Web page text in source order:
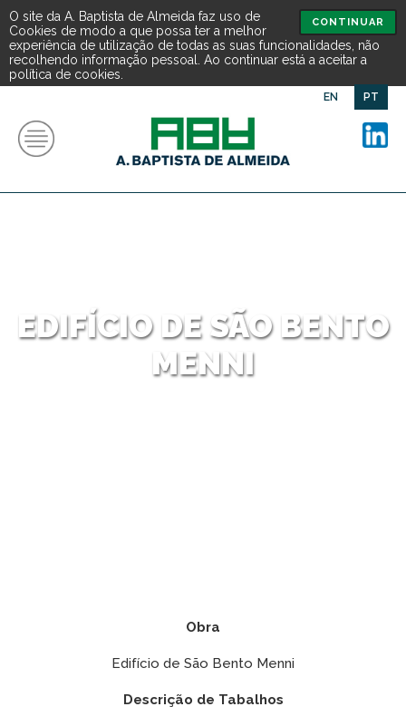
CONTINUAR
O site da A. Baptista de Almeida faz uso de
Cookies de modo a que possa ter a melhor
experiência de utilização de todas as suas funcionalidades, não
recolhendo informação pessoal. Ao continuar está a aceitar a
política de cookies.
EN PT
EDIFÍCIO DE SÃO BENTO
MENNI
Obra
Edifício de São Bento Menni
Descrição de Tabalhos